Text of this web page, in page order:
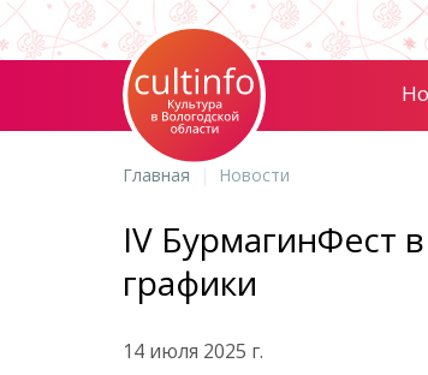
Главная Новости
IV БурмагинФест
графики
14 июля 2025 г.